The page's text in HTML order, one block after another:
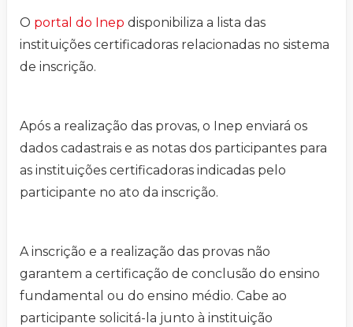
O portal do Inep disponibiliza a lista das
instituições certificadoras relacionadas no sistema
de inscrição.
Após a realização das provas, o Inep enviará os
dados cadastrais e as notas dos participantes para
as instituições certificadoras indicadas pelo
participante no ato da inscrição.
A inscrição e a realização das provas não
garantem a certificação de conclusão do ensino
fundamental ou do ensino médio. Cabe ao
participante solicitá-la junto à instituição